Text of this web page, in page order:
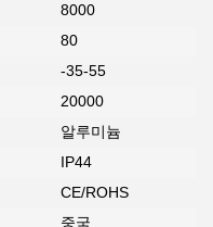
8000
80
-35-55
20000
알루미늄
IP44
CE/ROHS
중국